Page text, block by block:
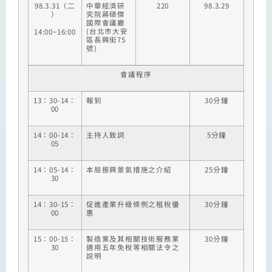
98.3.31（二
）
14:00~16:00
中華經濟研
究院蔣碩傑
國際會議廳
(台北市大安
區長興街75
號)
220 98.3.29
會議程序
13：30-14：
00
報到 30分鐘
14：00-14：
05
主持人致詞 5分鐘
14：05-14：
30
本局振興景氣措施之介紹 25分鐘
14：30-15：
00
促進產業升級條例之租稅優
惠
30分鐘
15：00-15：
30
製造業及其相關技術服務業
適用五年免稅等相關法令之
說明
30分鐘